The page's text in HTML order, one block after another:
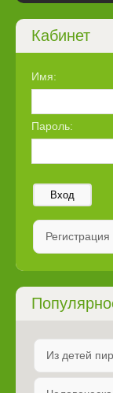
Кабинет
Имя:
Пароль:
Вход
Регистрация
Из детей